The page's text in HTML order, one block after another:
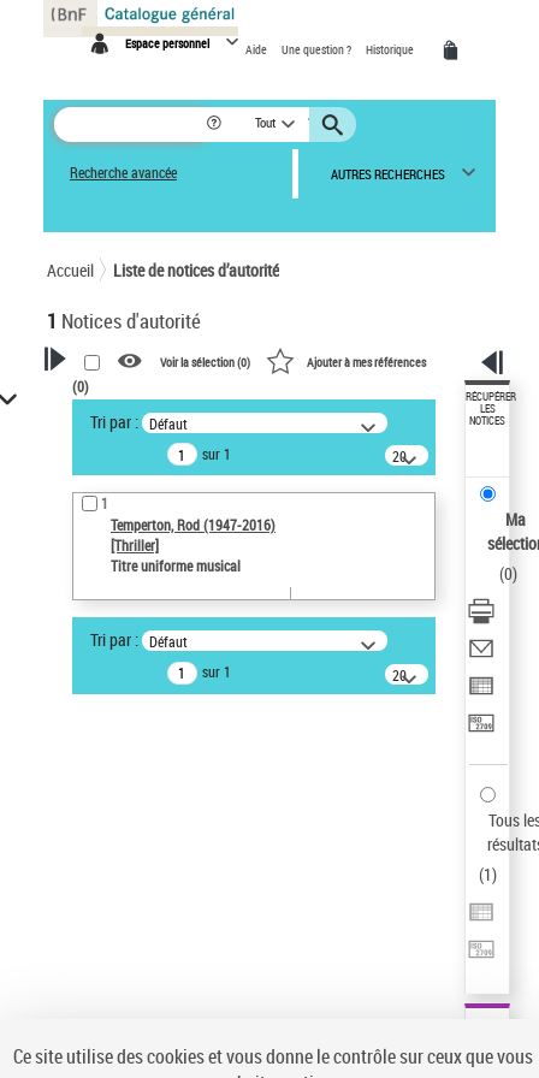
Espace personnel Aide Une question ? Historique
Tout
Recherche avancée AUTRES RECHERCHES
Accueil Liste de notices d’autorité
1 Notices d'autorité
VOTRE RECHERCHE
Recherche avancée dans les
notices d’autorité
Œuvres liées à l'auteur :
Temperton, Rod (1947-2016)
Type de notice d'autorité
Œuvre
Statut de la notice d’autorité
Voir la sélection (0) Ajouter à mes références
(0)
Tri par : Défaut
sur 1
20
résultats/page
1
Temperton, Rod (1947-2016)
[Thriller]
Titre uniforme musical
Tri par : Défaut
sur 1
20
résultats/page
RÉCUPÉRER
LES
NOTICES
Ma
(0)
Tous
(1)
Panneau de gestion des cookies
Ce site utilise des cookies et vous donne le contrôle sur ceux que vous